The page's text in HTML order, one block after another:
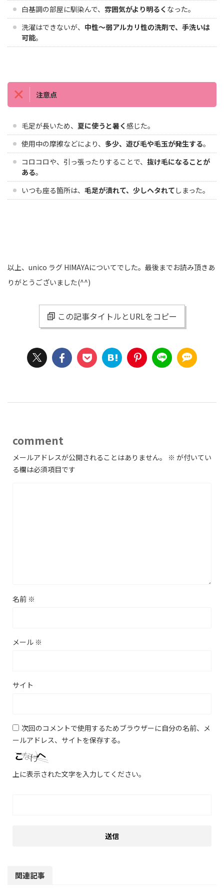
白基調の部屋に馴染んで、 雰囲気がより明るく なった。
洗濯はできないが、 中性〜弱アルカリ性の洗剤で、手洗いは
可能。
注意点
毛足が長いため、 夏に使うと暑く感じた。
使用中の摩擦などにより、 多少、遊び毛や毛玉が発生する。
コロコロや、引っ張ったりすることで、 抜け毛になることが
ある。
いつも座る箇所は、 毛足が潰れて、少しヘタれて しまった。
以上、unico ラグ HIMAYAについてでした。最後までお読み頂きあ
りがとうございました(^^)
この記事タイトルとURLをコピー
comment
メールアドレスが公開されることはありません。 ※ が付いてい
る欄は必須項目です
名前 ※
メール ※
サイト
次回のコメントで使用するためブラウザーに自分の名前、メ
ールアドレス、サイトを保存する。
上に表示された文字を入力してください。
関連記事